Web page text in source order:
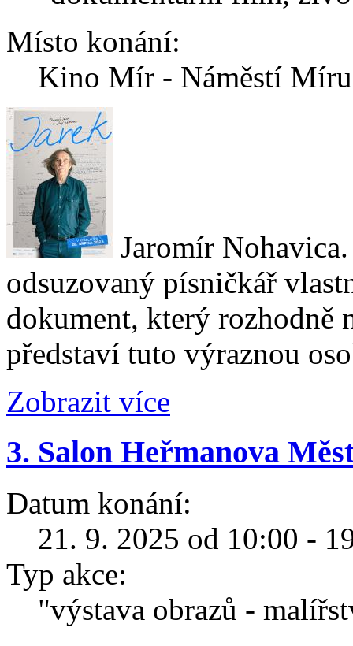
Místo konání:
Kino Mír - Náměstí
Jaromír
odsuzovaný písničkář
dokument, který rozhodně
představí tuto výraznou
Zobrazit více
3. Salon Heřmanova
Datum konání:
21. 9. 2025 od 10:00 -
Typ akce:
"výstava obrazů -